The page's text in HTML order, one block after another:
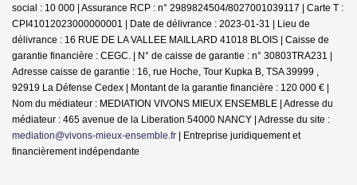
social : 10 000 | Assurance RCP : n° 2989824504/8027001039117 | Carte T :
CPI41012023000000001 | Date de délivrance : 2023-01-31 | Lieu de
délivrance : 16 RUE DE LA VALLEE MAILLARD 41018 BLOIS | Caisse de
garantie financière : CEGC. | N° de caisse de garantie : n° 30803TRA231 |
Adresse caisse de garantie : 16, rue Hoche, Tour Kupka B, TSA 39999 ,
92919 La Défense Cedex | Montant de la garantie financière : 120 000 € |
Nom du médiateur : MEDIATION VIVONS MIEUX ENSEMBLE | Adresse du
médiateur : 465 avenue de la Liberation 54000 NANCY | Adresse du site :
mediation@vivons-mieux-ensemble.fr | Entreprise juridiquement et
financièrement indépendante